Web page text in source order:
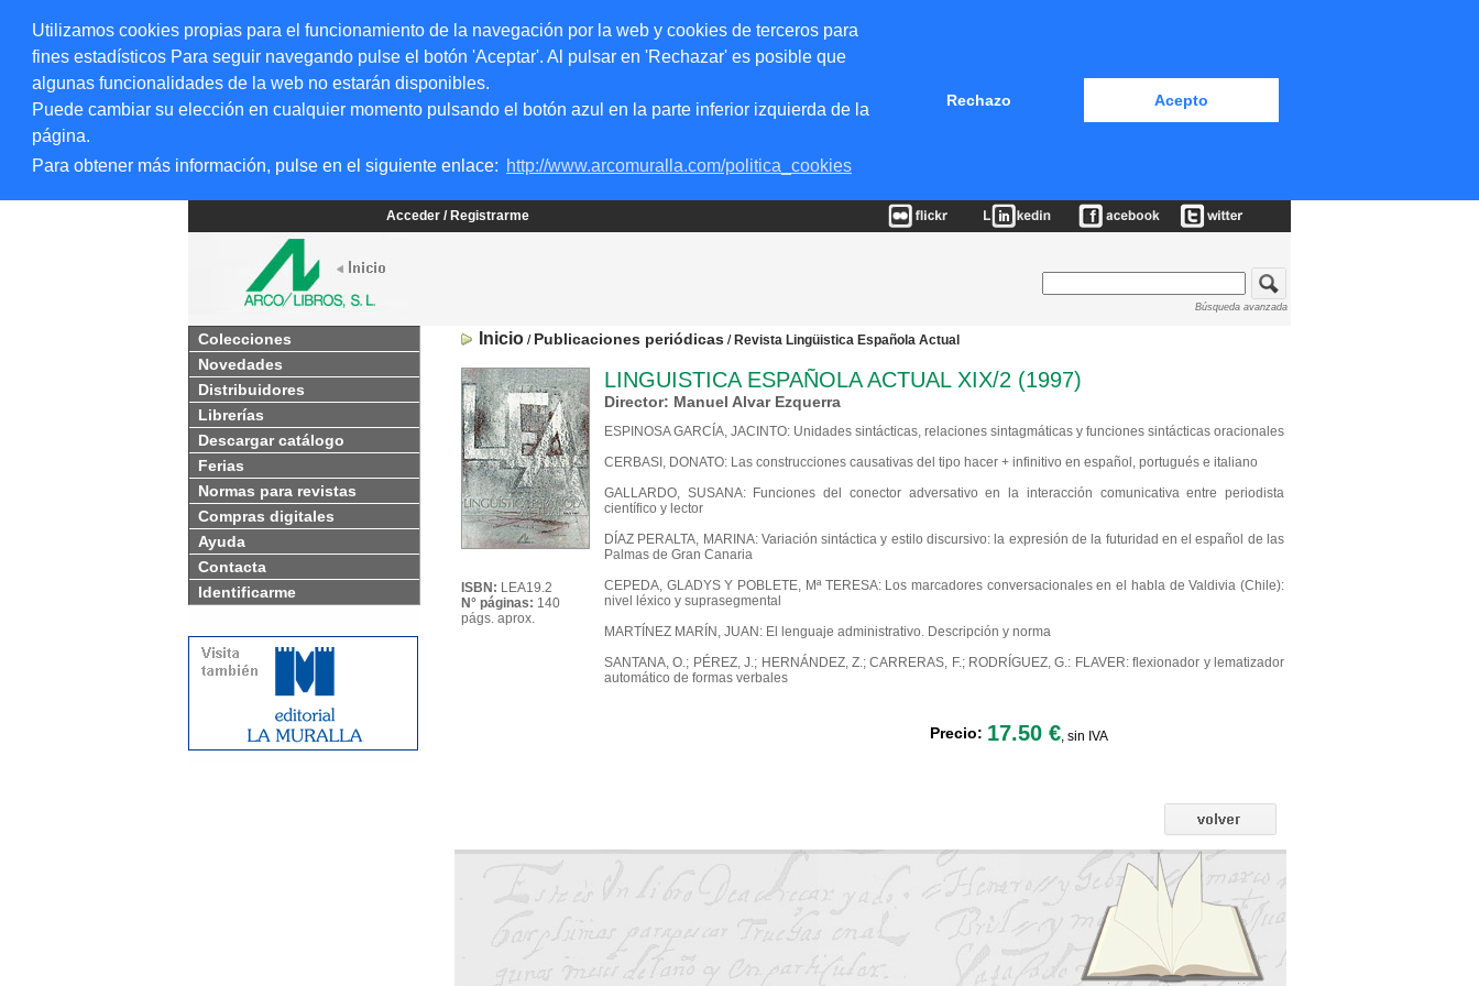
Utilizamos cookies propias para el funcionamiento de la navegación por la web y cookies de terceros para
fines estadísticos Para seguir navegando pulse el botón 'Aceptar'. Al pulsar en 'Rechazar' es posible que
algunas funcionalidades de la web no estarán disponibles.
Puede cambiar su elección en cualquier momento pulsando el botón azul en la parte inferior izquierda de la
página.
Para obtener más información, pulse en el siguiente enlace: http://www.arcomuralla.com/politica_cookies
Rechazo Acepto
Acceder / Registrarme
Búsqueda avanzada
Colecciones
Novedades
Distribuidores
Librerías
Descargar catálogo
Ferias
Normas para revistas
Compras digitales
Ayuda
Contacta
Identificarme
Inicio / Publicaciones periódicas / Revista Lingüistica Española Actual
ISBN: LEA19.2
N° páginas: 140
págs. aprox.
LINGUISTICA ESPAÑOLA ACTUAL XIX/2 (1997)
Director: Manuel Alvar Ezquerra
ESPINOSA GARCÍA, JACINTO: Unidades sintácticas, relaciones sintagmáticas y funciones sintácticas oracionales
CERBASI, DONATO: Las construcciones causativas del tipo hacer + infinitivo en español, portugués e italiano
GALLARDO, SUSANA: Funciones del conector adversativo en la interacción comunicativa entre periodista
científico y lector
DÍAZ PERALTA, MARINA: Variación sintáctica y estilo discursivo: la expresión de la futuridad en el español de las
Palmas de Gran Canaria
CEPEDA, GLADYS Y POBLETE, Mª TERESA: Los marcadores conversacionales en el habla de Valdivia (Chile):
nivel léxico y suprasegmental
MARTÍNEZ MARÍN, JUAN: El lenguaje administrativo. Descripción y norma
SANTANA, O.; PÉREZ, J.; HERNÁNDEZ, Z.; CARRERAS, F.; RODRÍGUEZ, G.: FLAVER: flexionador y lematizador
automático de formas verbales
Precio: 17.50 €, sin IVA